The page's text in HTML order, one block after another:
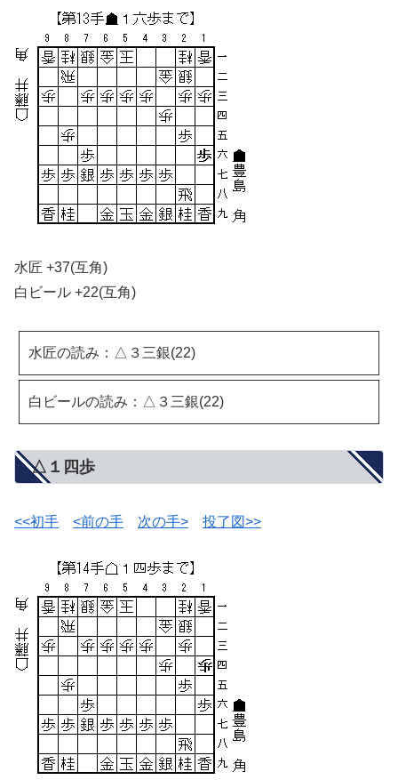
水匠 +37(互角)
白ビール +22(互角)
水匠の読み：△３三銀(22)
白ビールの読み：△３三銀(22)
△１四歩
<<初手 <前の手 次の手> 投了図>>